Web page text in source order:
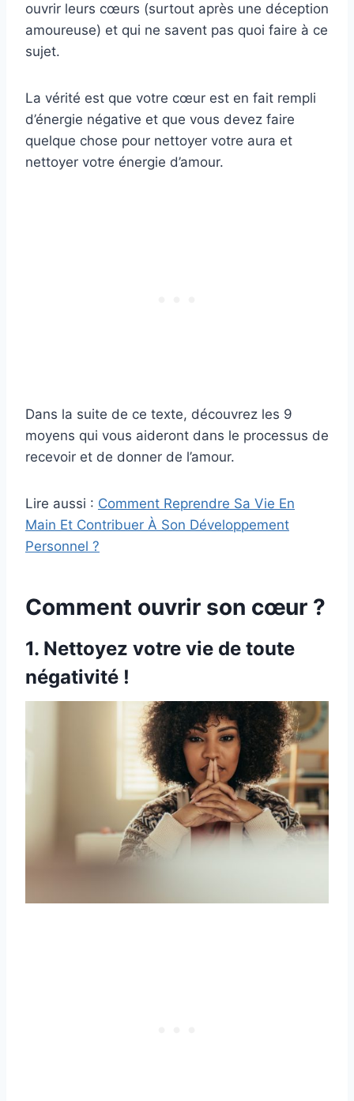
ouvrir leurs cœurs (surtout après une déception
amoureuse) et qui ne savent pas quoi faire à ce
sujet.
La vérité est que votre cœur est en fait rempli
d’énergie négative et que vous devez faire
quelque chose pour nettoyer votre aura et
nettoyer votre énergie d’amour.
Dans la suite de ce texte, découvrez les 9
moyens qui vous aideront dans le processus de
recevoir et de donner de l’amour.
Lire aussi : Comment Reprendre Sa Vie En
Main Et Contribuer À Son Développement
Personnel ?
Comment ouvrir son cœur ?
1. Nettoyez votre vie de toute
négativité !